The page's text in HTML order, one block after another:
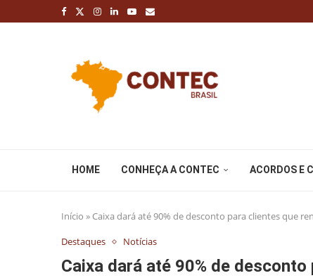
HOME CONHEÇA A CONTEC ACORDOS E
Início » Caixa dará até 90% de desconto para clientes que
Destaques
Notícias
Caixa dará até 90% de